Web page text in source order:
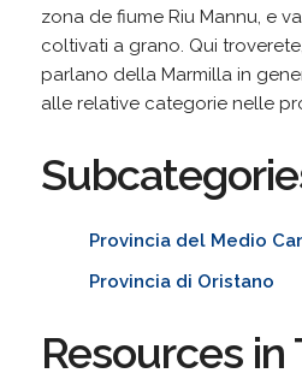
zona de fiume Riu Mannu, e
coltivati a grano. Qui
parlano della Marmilla in
alle relative categorie nelle
Provincia del Medio
Provincia di Oristano
Resources in